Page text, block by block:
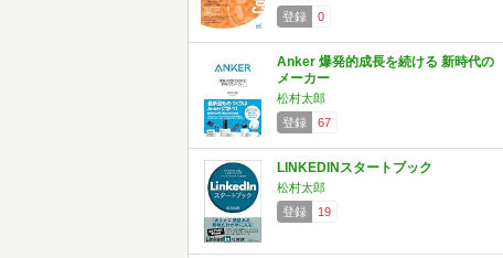
登録
0
Anker 爆発的成長を続ける 新時代の
メーカー
松村太郎
登録
67
LINKEDINスタートブック
松村太郎
登録
19